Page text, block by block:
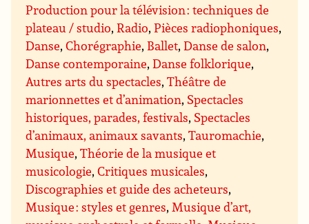
Production pour la télévision : techniques de
plateau / studio,Radio,Pièces radiophoniques,
Danse,Chorégraphie, Ballet,Danse de salon,
Danse contemporaine,Danse folklorique,
Autres arts du spectacles,Théâtre de
marionnettes et d’animation, Spectacles
historiques, parades, festivals, Spectacles
d’animaux, animaux savants,Tauromachie,
Musique,Théorie de la musique et
musicologie,Critiques musicales,
Discographies et guide des acheteurs,
Musique : styles et genres,Musique d’art,